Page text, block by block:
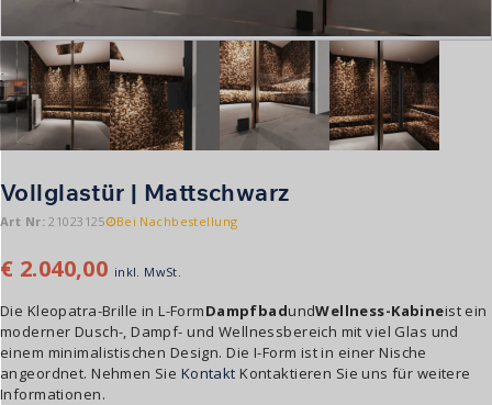
Vollglastür | Mattschwarz
Art Nr: 21023125 Bei Nachbestellung
€ 2.040,00 inkl. MwSt.
Die Kleopatra-Brille in L-FormDampfbadundWellness-Kabineist ein
moderner Dusch-, Dampf- und Wellnessbereich mit viel Glas und
einem minimalistischen Design. Die I-Form ist in einer Nische
angeordnet. Nehmen Sie Kontakt Kontaktieren Sie uns für weitere
Informationen.